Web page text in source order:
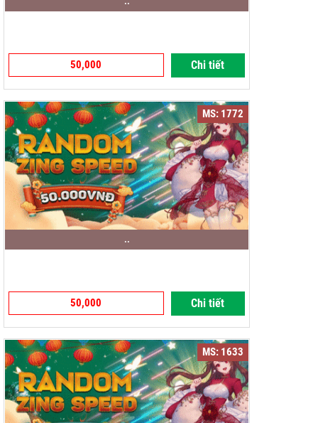
50,000 Chi tiết
MS: 1772
..
50,000 Chi tiết
MS: 1633